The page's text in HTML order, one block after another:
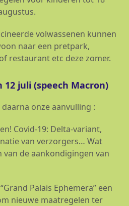
volwassenen kunnen
naar een pretpark,
restaurant etc deze zomer.
juli (speech Macron)
onze aanvulling :
Covid-19: Delta-variant,
van verzorgers… Wat
de aankondigingen van
Palais Ephemera” een
nieuwe maatregelen ter